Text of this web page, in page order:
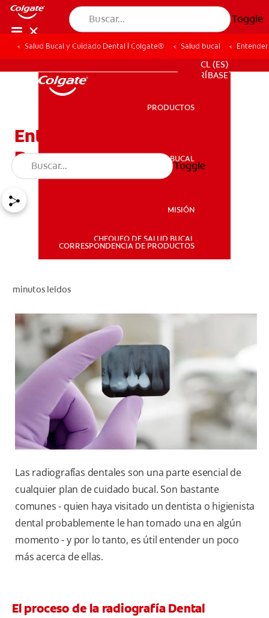
Toggle
SALUD BUCAL
PARA PROFESIONALES
SUSCRÍBASE
PARA PROFESIONALES
CL (ES)
SUSCRÍBASE
PRODUCTOS
SALUD BUCAL
MISIÓN
CHEQUEO DE SALUD BUCAL
CORRESPONDENCIA DE PRODUCTOS
Toggle
Salud Bucal y Cuidado Dental | Colgate® Salud bucal
Entender Los Rayos-X
Dentales
minutos leídos
Las radiografías dentales son una parte esencial de
cualquier plan de cuidado bucal. Son bastante
comunes - quien haya visitado un dentista o higienista
dental probablemente le han tomado una en algún
momento - y por lo tanto, es útil entender un poco
más acerca de ellas.
El proceso de la radiografía Dental